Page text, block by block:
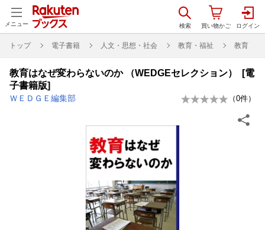
メニュー
トップ 電子書籍 人文・思想・社会 教育・福祉 教育
教育はなぜ変わらないのか （WEDGEセレクション） [電
子書籍版]
ＷＥＤＧＥ編集部 （0件）